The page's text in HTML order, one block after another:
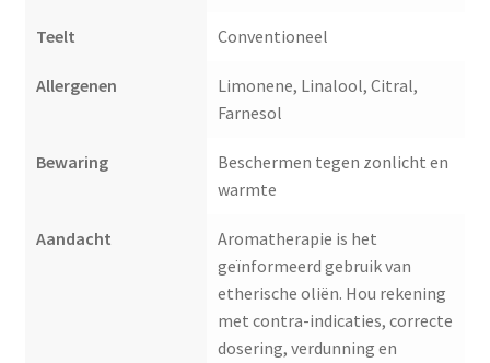
Teelt Conventioneel
Allergenen
Limonene, Linalool, Citral,
Farnesol
Bewaring
Beschermen tegen zonlicht en
warmte
Aandacht
Aromatherapie is het
geïnformeerd gebruik van
etherische oliën. Hou rekening
met contra-indicaties, correcte
dosering, verdunning en